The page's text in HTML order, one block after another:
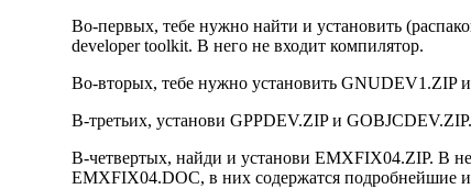
Во-первых, тебе нужно найти и установить
developer toolkit. В него не входит компилятор.
Во-вторых, тебе нужно установить GNUDEV1.ZIP
В-третьих, установи GPPDEV.ZIP и
В-четвертых, найди и установи EMXFIX04.ZIP. В
EMXFIX04.DOC, в них содержатся подробнейшие